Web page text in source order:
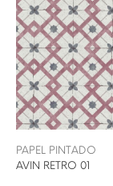
PAPEL PINTADO
AVIN RETRO 01